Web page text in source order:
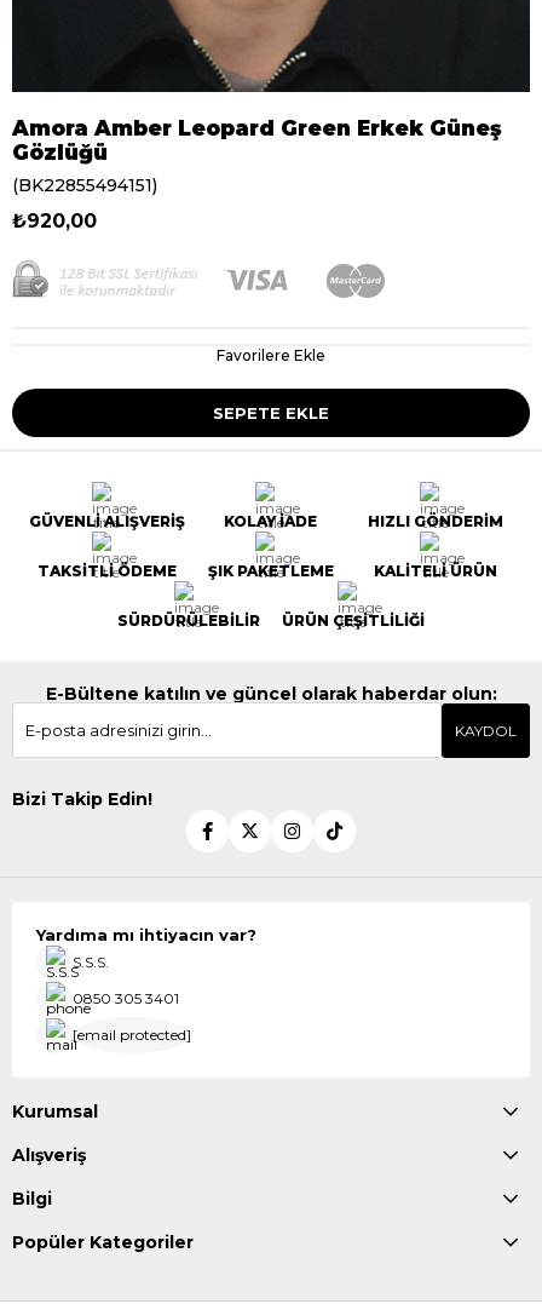
Amora Amber Leopard Green Erkek Güneş
Gözlüğü
(BK22855494151)
₺920,00
Favorilere Ekle
GÜVENLİ ALIŞVERİŞ KOLAY İADE HIZLI GÖNDERİM
TAKSİTLİ ÖDEME ŞIK PAKETLEME KALİTELİ ÜRÜN
SÜRDÜRÜLEBİLİR ÜRÜN ÇEŞİTLİLİĞİ
E-Bültene katılın ve güncel olarak haberdar olun:
KAYDOL
Bizi Takip Edin!
Yardıma mı ihtiyacın var?
S.S.S.
0850 305 3401
[email protected]
Kurumsal
Alışveriş
Bilgi
Popüler Kategoriler